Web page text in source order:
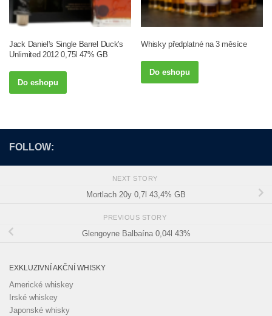
Jack Daniel's Single Barrel Duck's
Unlimited 2012 0,75l 47% GB
Do eshopu
Whisky předplatné na 3 měsíce
Do eshopu
FOLLOW:
NEXT STORY
Mortlach 20y 0,7l 43,4% GB
PREVIOUS STORY
Glengoyne Balbaína 0,04l 43%
EXKLUZIVNÍ AKČNÍ WHISKY
Americké whiskey
Irské whiskey
Japonské whisky